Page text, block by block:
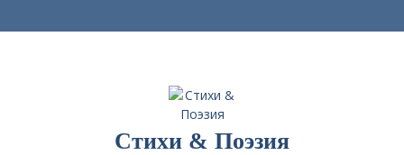
е
Стихи & Поэзия